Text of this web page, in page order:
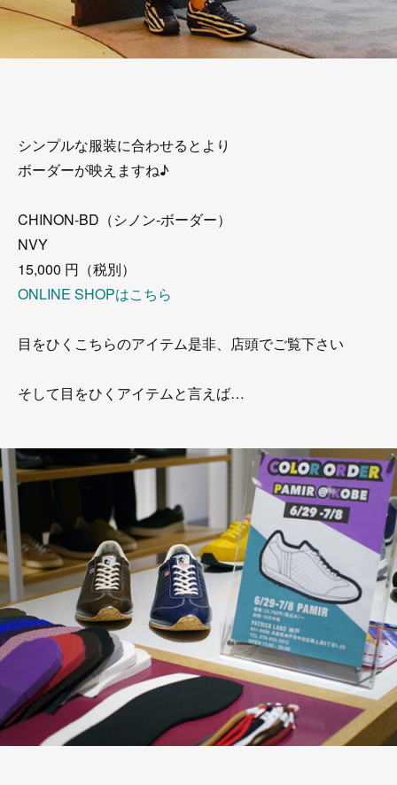
シンプルな服装に合わせるとより
ボーダーが映えますね♪
CHINON-BD（シノン-ボーダー）
NVY
15,000 円（税別）
ONLINE SHOPはこちら
目をひくこちらのアイテム是非、店頭でご覧下さい
そして目をひくアイテムと言えば…